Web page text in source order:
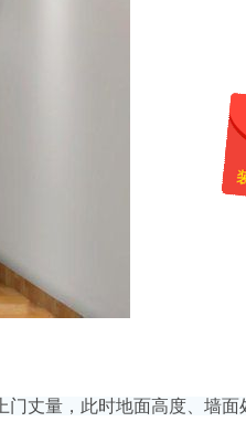
丈量，此时地面高度、墙面